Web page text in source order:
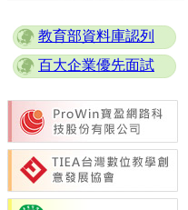
教育部資料庫認列
百大企業優先面試